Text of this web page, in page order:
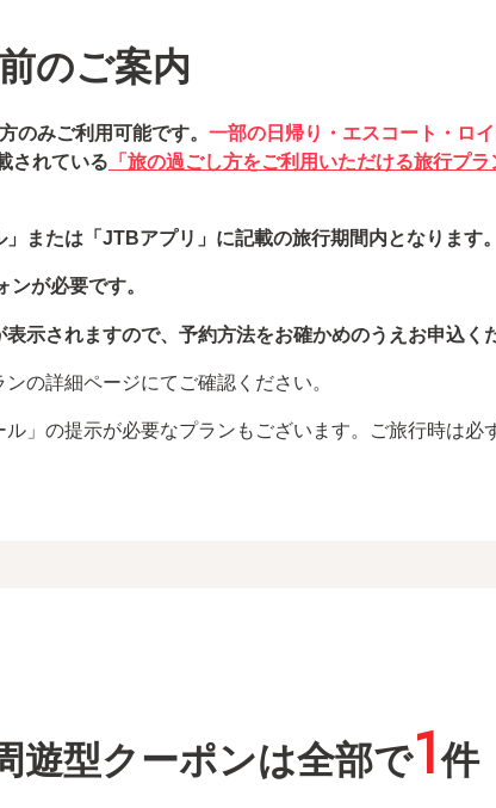
のご案内
のみご利用可能です。 一部の日帰り・エスコート・ロ
されている 「旅の過ごし方をご利用いただける旅行プ
または「JTBアプリ」に記載の旅行期間内となります。
が必要です。
示されますので、予約方法をお確かめのうえお申込く
の詳細ページにてご確認ください。
」の提示が必要なプランもございます。ご旅行時は必
遊型クーポンは全部で1件